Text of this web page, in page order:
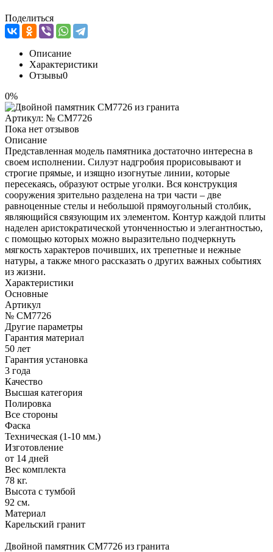
Поделиться
Описание
Характеристики
Отзывы0
0%
Артикул: № CM7726
Пока нет отзывов
Описание
Представленная модель памятника достаточно интересна в
своем исполнении. Силуэт надгробия прорисовывают и
строгие прямые, и изящно изогнутые линии, которые
пересекаясь, образуют острые уголки. Вся конструкция
сооружения зрительно разделена на три части – две
равноценные стелы и небольшой прямоугольный столбик,
являющийся связующим их элементом. Контур каждой плиты
наделен аристократической утонченностью и элегантностью,
с помощью которых можно выразительно подчеркнуть
мягкость характеров почивших, их трепетные и нежные
натуры, а также много рассказать о других важных событиях
из жизни.
Характеристики
Основные
Артикул
№ CM7726
Другие параметры
Гарантия материал
50 лет
Гарантия установка
3 года
Качество
Высшая категория
Полировка
Все стороны
Фаска
Техническая (1-10 мм.)
Изготовление
от 14 дней
Вес комплекта
78 кг.
Высота с тумбой
92 см.
Материал
Карельский гранит
Двойной памятник CM7726 из гранита